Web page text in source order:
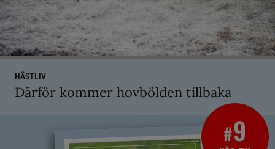
HÄSTLIV
Därför kommer hovbölden tillbaka
#9